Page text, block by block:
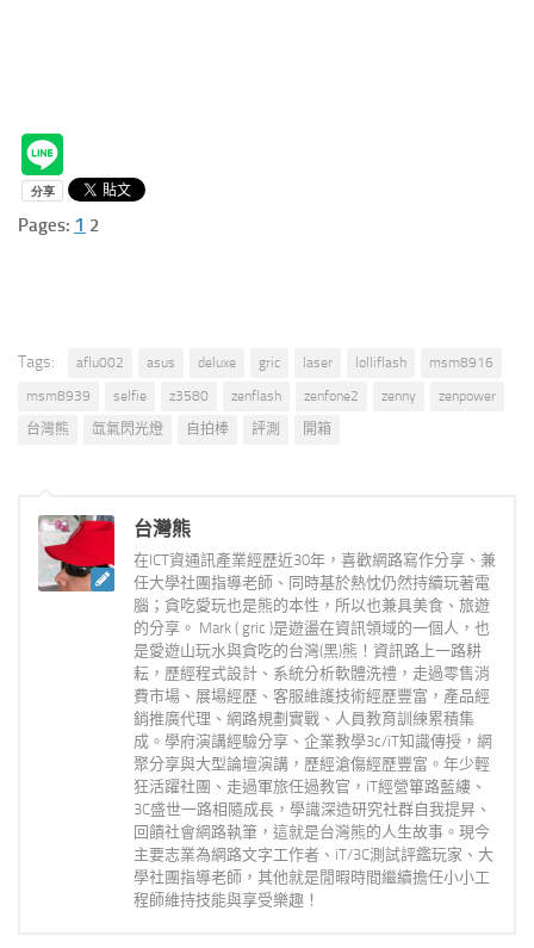
Pages: 1 2
Tags: aflu002 asus deluxe gric laser lolliflash
msm8916
msm8939
selfie z3580 zenflash zenfone2 zenny
zenpower
台灣熊
氙氣閃光燈 自拍棒 評測 開箱
台灣熊
在ICT資通訊產業經歷近30年，喜歡網路寫作分享、兼
任大學社團指導老師、同時基於熱忱仍然持續玩著電
腦；貪吃愛玩也是熊的本性，所以也兼具美食、旅遊
的分享。 Mark ( gric )是遊盪在資訊領域的一個人，也
是愛遊山玩水與貪吃的台灣(黑)熊！資訊路上一路耕
耘，歷經程式設計、系統分析軟體洗禮，走過零售消
費市場、展場經歷、客服維護技術經歷豐富，產品經
銷推廣代理、網路規劃實戰、人員教育訓練累積集
成。學府演講經驗分享、企業教學3c/iT知識傳授，網
聚分享與大型論壇演講，歷經滄傷經歷豐富。年少輕
狂活躍社團、走過軍旅任過教官，iT經營篳路藍縷、
3C盛世一路相隨成長，學識深造研究社群自我提昇、
回饋社會網路執筆，這就是台灣熊的人生故事。現今
主要志業為網路文字工作者、iT/3C測試評鑑玩家、大
學社團指導老師，其他就是閒暇時間繼續擔任小小工
程師維持技能與享受樂趣！